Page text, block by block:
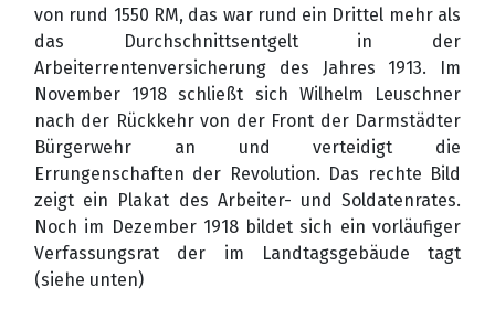
von rund 1550 RM, das war rund ein Drittel mehr als
das Durchschnittsentgelt in der
Arbeiterrentenversicherung des Jahres 1913. Im
November 1918 schließt sich Wilhelm Leuschner
nach der Rückkehr von der Front der Darmstädter
Bürgerwehr an und verteidigt die
Errungenschaften der Revolution. Das rechte Bild
zeigt ein Plakat des Arbeiter- und Soldatenrates.
Noch im Dezember 1918 bildet sich ein vorläufiger
Verfassungsrat der im Landtagsgebäude tagt
(siehe unten)